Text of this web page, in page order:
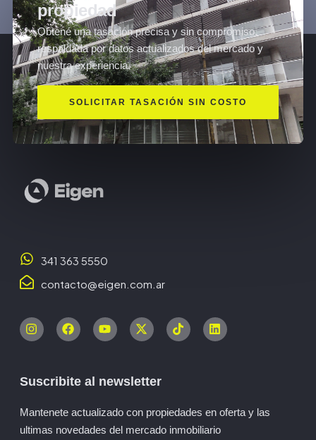
propiedad
Obtené una tasación precisa y sin compromiso,
respaldada por datos actualizados del mercado y
nuestra experiencia.
SOLICITAR TASACIÓN SIN COSTO
341 363 5550
contacto@eigen.com.ar
Suscribite al newsletter
Mantenete actualizado con propiedades en oferta y las
ultimas novedades del mercado inmobiliario